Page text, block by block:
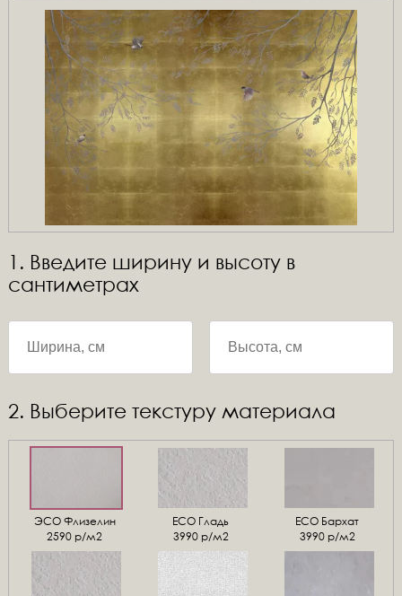
1. Введите ширину и высоту в
сантиметрах
2. Выберите текстуру материала
ЭСО Флизелин
2590 р/м2
ЕСО Гладь
3990 р/м2
ECO Бархат
3990 р/м2